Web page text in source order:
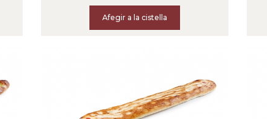
Afegir a la cistella